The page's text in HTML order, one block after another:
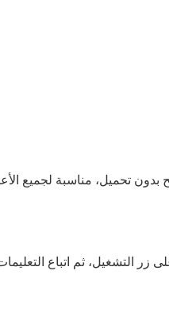
تحميل، مناسبة لجميع
التشغيل، ثم اتباع